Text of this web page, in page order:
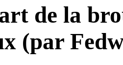
de la
(par